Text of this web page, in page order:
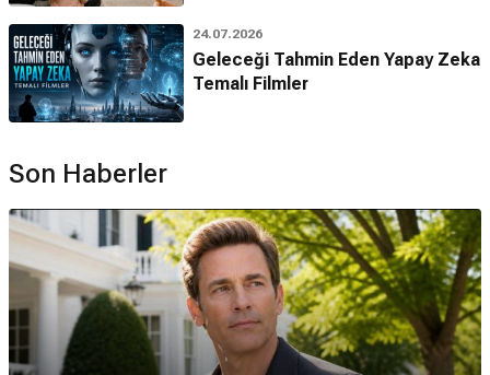
24.07.2026
Geleceği Tahmin Eden Yapay Zeka
Temalı Filmler
Son Haberler